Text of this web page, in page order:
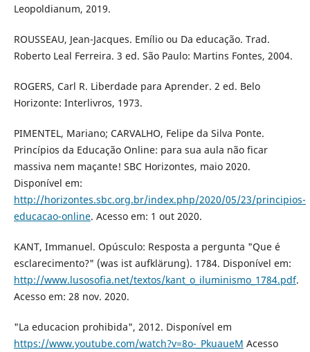
Leopoldianum, 2019.
ROUSSEAU, Jean-Jacques. Emílio ou Da educação. Trad.
Roberto Leal Ferreira. 3 ed. São Paulo: Martins Fontes, 2004.
ROGERS, Carl R. Liberdade para Aprender. 2 ed. Belo
Horizonte: Interlivros, 1973.
PIMENTEL, Mariano; CARVALHO, Felipe da Silva Ponte.
Princípios da Educação Online: para sua aula não ficar
massiva nem maçante! SBC Horizontes, maio 2020.
Disponível em:
http://horizontes.sbc.org.br/index.php/2020/05/23/principios-
educacao-online. Acesso em: 1 out 2020.
KANT, Immanuel. Opúsculo: Resposta a pergunta "Que é
esclarecimento?" (was ist aufklärung). 1784. Disponível em:
http://www.lusosofia.net/textos/kant_o_iluminismo_1784.pdf.
Acesso em: 28 nov. 2020.
"La educacion prohibida", 2012. Disponível em
https://www.youtube.com/watch?v=8o-_PkuaueM Acesso